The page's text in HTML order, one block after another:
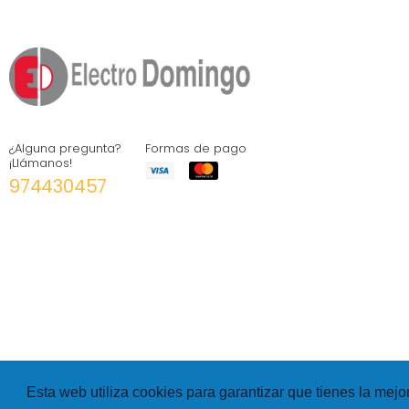
Esta web utiliza cookies para garantizar que tienes la
¿Alguna pregunta?
¡Llámanos!
974430457
Formas de pago
Hexer- All rights Reserved